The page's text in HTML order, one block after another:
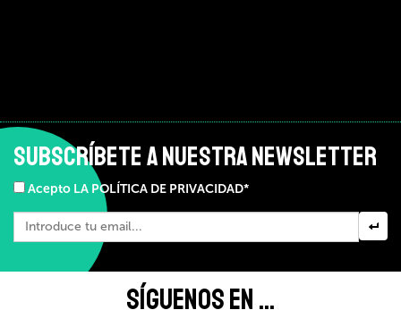
SUBSCRÍBETE A NUESTRA NEWSLETTER
Acepto LA POLÍTICA DE PRIVACIDAD*
SÍGUENOS EN ...